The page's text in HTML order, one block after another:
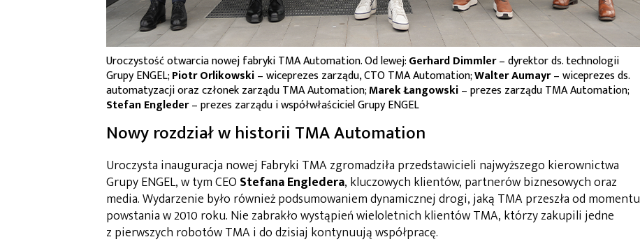
Uroczystość otwarcia nowej fabryki TMA Automation. Od lewej:Gerhard Dimmler– dyrektor ds. technologii
Grupy ENGEL;Piotr Orlikowski– wiceprezes zarządu, CTO TMA Automation;Walter Aumayr– wiceprezes ds.
automatyzacji oraz członek zarządu TMA Automation;Marek Łangowski– prezes zarządu TMA Automation;
Stefan Engleder– prezes zarządu i współwłaściciel Grupy ENGEL
Nowy rozdział w historii TMA Automation
Uroczysta inauguracja nowej Fabryki TMA zgromadziła przedstawicieli najwyższego kierownictwa
Grupy ENGEL, w tym CEO Stefana Engledera, kluczowych klientów, partnerów biznesowych oraz
media. Wydarzenie było również podsumowaniem dynamicznej drogi, jaką TMA przeszła od momentu
powstania w 2010 roku. Nie zabrakło wystąpień wieloletnich klientów TMA, którzy zakupili jedne
z pierwszych robotów TMA i do dzisiaj kontynuują współpracę.